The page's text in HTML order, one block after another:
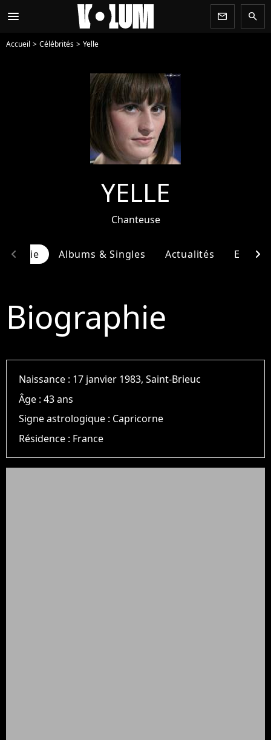
menu newsletter search
Accueil Célébrités Yelle
YELLE
Chanteuse
Albums & Singles Actualités
chevron_left chevron_right
Biographie
Naissance : 17 janvier 1983, Saint-Brieuc
Âge :43 ans
Signe astrologique : Capricorne
Résidence : France